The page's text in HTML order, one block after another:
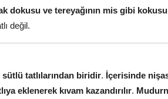
dokusu ve tereyağının mis gibi
değil.
sütlü tatlılarından biridir. İçerisinde
eklenerek kıvam kazandırılır.